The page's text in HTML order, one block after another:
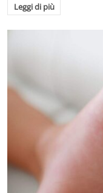
Leggi di più